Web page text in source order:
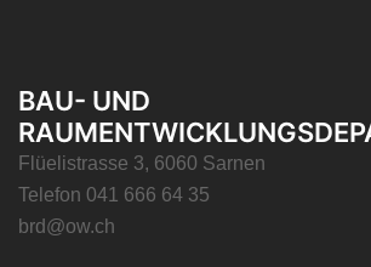
BAU- UND
Flüelistrasse 3, 6060 Sarnen
Telefon 041 666 64 35
brd@ow.ch